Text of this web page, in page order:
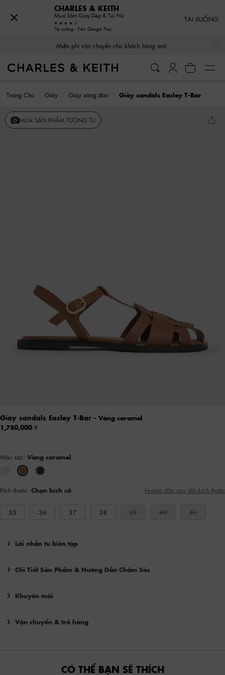
Miễn phí vận chuyển cho khách hàng mới
Trang Chủ Giày Giày xăng đan Giày sandals Easley T-Bar
MUA SẢN PHẨM TƯƠNG TỰ
Giày sandals Easley T-Bar - Vàng caramel
1,750,000
Màu sắc: Vàng caramel
Kích thước: Chọn kích cỡ Hướng dẫn quy đổi kích thước
35 36 37 38 39 40 41
Lời nhắn từ biên tập
Chi Tiết Sản Phẩm & Hướng Dẫn Chăm Sóc
Khuyến mãi
Vận chuyển & trả hàng
CÓ THỂ BẠN SẼ THÍCH
CHARLES & KEITH
Mua Sắm Giày Dép & Túi Nữ
Tải xuống - Trên Google Play
TẢI XUỐNG